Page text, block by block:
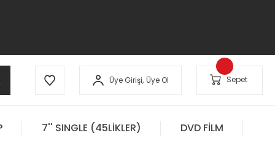
Üye Girişi, Üye Ol Sepet
7'' SINGLE (45LİKLER) DVD FİLM